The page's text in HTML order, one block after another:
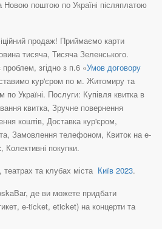
Новою поштою по Україні післяплатою
продаж! Приймаємо карти
тисяча, Тисяча Зеленського.
згідно з п.6 «Умов договору
кур'єром по м. Житомиру та
по Україні. Послуги: Купівля квитка в
квитка, Зручне повернення
коштів, Доставка кур'єром,
Замовлення телефоном, Квиток на e-
Колективні покупки.
та клубах міста Київ 2023.
де ви можете придбати
e-ticket, eticket) на концерти та